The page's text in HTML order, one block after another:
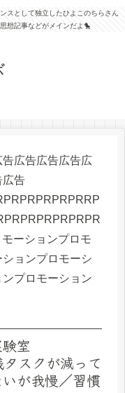
スとして独立したひよこのちらさん
想記事などがメインだよ🐤
広告広告広告広
広告
ーションプロモ
ョンプロモーシ
プロモーション
室
スクが減って
が我慢／習慣